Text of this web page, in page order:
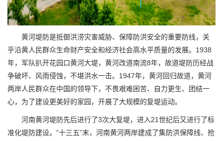
黄河堤防是抵御洪涝灾害威胁、保障防洪安全的重要防线，关
乎沿黄人民群众生命财产安全和经济社会高水平质量的发展。1938
年，军队扒开花园口黄河大堤，黄河改道南流8年，故道堤防历经战
争破坏、风雨侵蚀，不堪洪水一击。1947年，黄河回归故道，黄河
两岸人民群众在中国的领导下，不畏艰难困苦、自力更生、团结一
心，为了建设更美好的家园，开展了大规模的复堤运动。
河南黄河堤防先后进行了3次大复堤，进入21世纪后又进行了标
准化堤防建设。“十三五”末，河南黄河两岸建成了集防洪保障线、抢